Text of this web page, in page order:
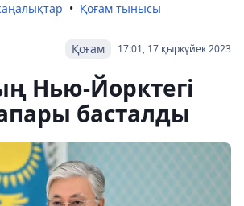
Қоғам тынысы
17:01, 17 қыркүйек 2023
Қоғам
Нью-Йорктегі
басталды